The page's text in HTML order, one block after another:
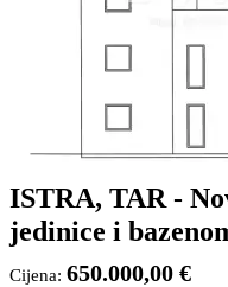
ISTRA, TAR -
jedinice i
Cijena: 650.000,00 €